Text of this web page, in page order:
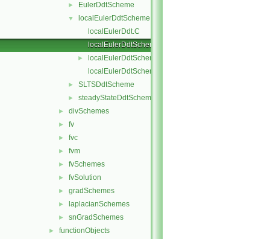
► EulerDdtScheme
▼
localEulerDdtScheme
localEulerDdt.C
localEulerDdtScheme.C
►
localEulerDdtScheme.H
localEulerDdtSchemes.C
► SLTSDdtScheme
► steadyStateDdtScheme
► divSchemes
► fv
► fvc
► fvm
► fvSchemes
► fvSolution
► gradSchemes
► laplacianSchemes
► snGradSchemes
► functionObjects